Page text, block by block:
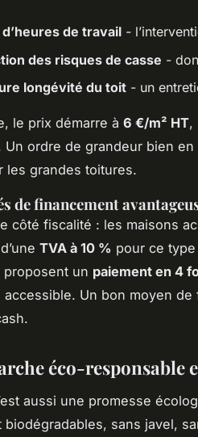
de travail -
des risques de casse -
longévité du toit - un
le prix démarre à 6 €/m² HT,
Un ordre de grandeur bien
les grandes toitures.
de financement
côté fiscalité : les maisons
TVA à 10 % pour ce
proposent un paiement en 4
Un bon moyen
éco-responsable
aussi une promesse
biodégradables, sans javel,